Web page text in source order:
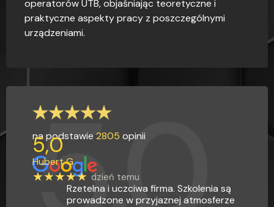
operatorów UTB, objaśniając teoretyczne i
praktyczne aspekty pracy z poszczególnymi
urządzeniami.
5,0
5,0
na podstawie 2805 opinii
Hubert G
★★★★★ dzień temu
Rzetelna i uczciwa firma. Szkolenia są
prowadzone w przyjaznej atmosferze